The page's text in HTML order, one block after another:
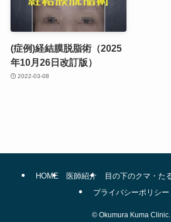
(症例)経結膜脱脂術（2025
年10月26日改訂版）
2022-03-08
HOME 医師紹介 目の下のクマ・た
プライバシーポリシー
© Okumura Kuma Clinic.